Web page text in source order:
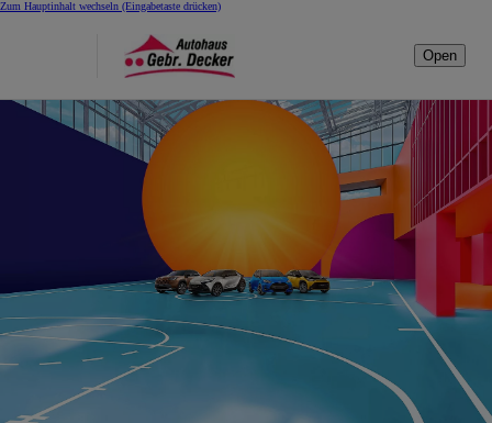
Zum Hauptinhalt wechseln (Eingabetaste drücken)
Open